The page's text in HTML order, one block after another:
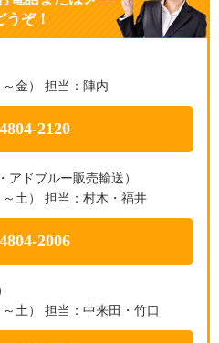
うぞ！
～金） 担当：陣内
2120
アドブルー販売輸送）
～土） 担当：村木・福井
2006
～土） 担当：中来田・竹口